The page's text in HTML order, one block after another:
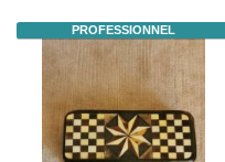
PROFESSIONNEL